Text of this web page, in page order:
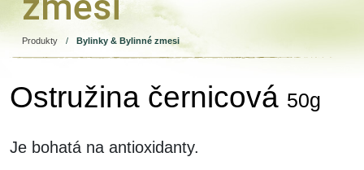
Produkty / Bylinky & Bylinné zmesi
Ostružina černicová 50g
Je bohatá na antioxidanty.